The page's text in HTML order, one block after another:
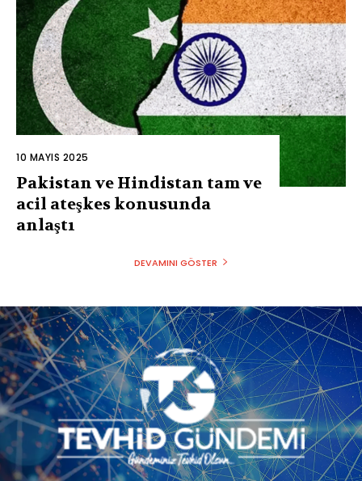
10 MAYIS 2025
Pakistan ve Hindistan tam ve
acil ateşkes konusunda
anlaştı
DEVAMINI GÖSTER